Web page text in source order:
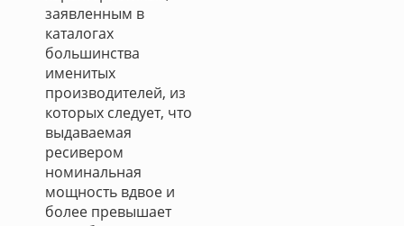
заявленным в
каталогах
большинства
именитых
производителей, из
которых следует, что
выдаваемая
ресивером
номинальная
мощность вдвое и
более превышает